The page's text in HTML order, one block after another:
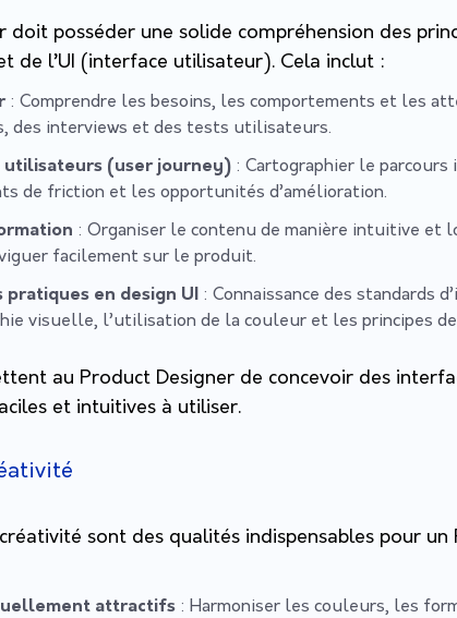
doit posséder une solide compréhension des
de l’UI (interface utilisateur). Cela inclut :
: Comprendre les besoins, les comportements et les
des interviews et des tests utilisateurs.
utilisateurs (user journey) : Cartographier le
de friction et les opportunités d’amélioration.
: Organiser le contenu de manière intuitive et
facilement sur le produit.
en design UI : Connaissance des standards
visuelle, l’utilisation de la couleur et les principes
au Product Designer de concevoir des
et intuitives à utiliser.
sont des qualités indispensables pour un
attractifs : Harmoniser les couleurs, les